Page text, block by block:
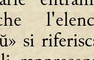
si